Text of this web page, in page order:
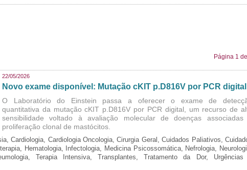
Página 1
22/05/2026
Novo exame disponível: Mutação cKIT p.D816V por PCR digital
O Laboratório do Einstein passa a oferecer o exame de
quantitativa da mutação cKIT p.D816V por PCR digital, um recurso de
sensibilidade voltado à avaliação molecular de doenças associadas
proliferação clonal de mastócitos.
Cardiologia, Cardiologia Oncologia, Cirurgia Geral, Cuidados Paliativos,
Hematologia, Infectologia, Medicina Psicossomática, Nefrologia,
Terapia Intensiva, Transplantes, Tratamento da Dor,